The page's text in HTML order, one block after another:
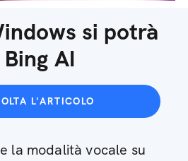
si potrà
AI
L'ARTICOLO
la modalità vocale su